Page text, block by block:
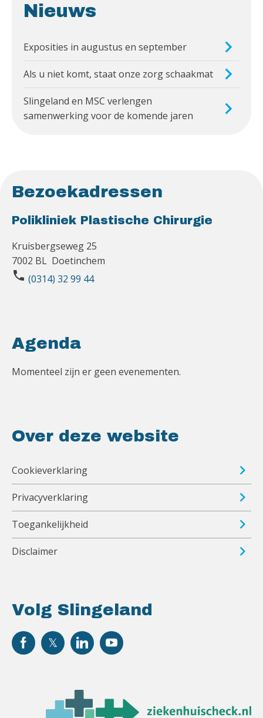
Nieuws
Exposities in augustus en september
Als u niet komt, staat onze zorg schaakmat
Slingeland en MSC verlengen
samenwerking voor de komende jaren
Bezoekadressen
Polikliniek Plastische Chirurgie
Kruisbergseweg 25
7002 BL Doetinchem
phone (0314) 32 99 44
Volg Slingeland
Agenda
Momenteel zijn er geen evenementen.
Over deze website
Cookieverklaring
Privacyverklaring
Toegankelijkheid
Disclaimer